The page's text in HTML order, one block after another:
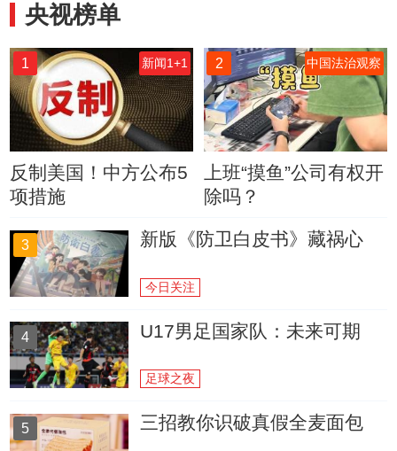
央视榜单
1 新闻1+1
反制美国！中方公布5
项措施
2 中国法治观察
上班“摸鱼”公司有权开
除吗？
3 新版《防卫白皮书》藏祸心
今日关注
4 U17男足国家队：未来可期
足球之夜
5 三招教你识破真假全麦面包